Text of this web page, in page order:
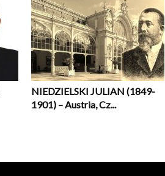
NIEDZIELSKI JULIAN (1849-
1901) – Austria, Cz...